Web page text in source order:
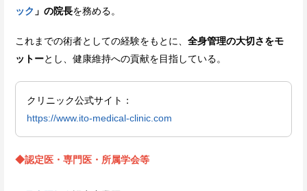
ック 」の院長を務める。
これまでの術者としての経験をもとに、 全身管理の大切さをモ
ットーとし、健康維持への貢献を目指している。
クリニック公式サイト：
https://www.ito-medical-clinic.com
◆認定医・専門医・所属学会等